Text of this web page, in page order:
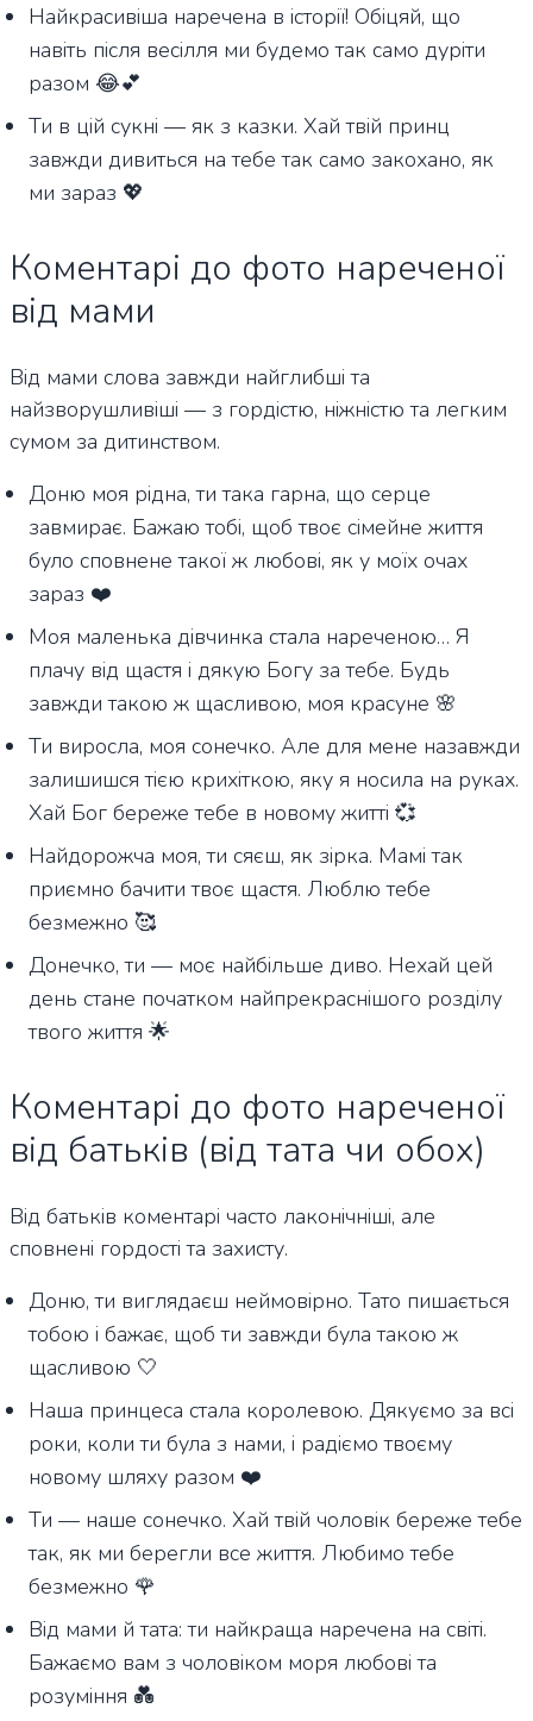
Найкрасивіша наречена в історії! Обіцяй, що
навіть після весілля ми будемо так само дуріти
разом 😂💕
Ти в цій сукні — як з казки. Хай твій принц
завжди дивиться на тебе так само закохано, як
ми зараз 💖
Коментарі до фото нареченої
від мами
Від мами слова завжди найглибші та
найзворушливіші — з гордістю, ніжністю та легким
сумом за дитинством.
Доню моя рідна, ти така гарна, що серце
завмирає. Бажаю тобі, щоб твоє сімейне життя
було сповнене такої ж любові, як у моїх очах
зараз ❤️
Моя маленька дівчинка стала нареченою… Я
плачу від щастя і дякую Богу за тебе. Будь
завжди такою ж щасливою, моя красуне 🌸
Ти виросла, моя сонечко. Але для мене назавжди
залишишся тією крихіткою, яку я носила на руках.
Хай Бог береже тебе в новому житті 💞
Найдорожча моя, ти сяєш, як зірка. Мамі так
приємно бачити твоє щастя. Люблю тебе
безмежно 🥰
Донечко, ти — моє найбільше диво. Нехай цей
день стане початком найпрекраснішого розділу
твого життя 🌟
Коментарі до фото нареченої
від батьків (від тата чи обох)
Від батьків коментарі часто лаконічніші, але
сповнені гордості та захисту.
Доню, ти виглядаєш неймовірно. Тато пишається
тобою і бажає, щоб ти завжди була такою ж
щасливою 🤍
Наша принцеса стала королевою. Дякуємо за всі
роки, коли ти була з нами, і радіємо твоєму
новому шляху разом ❤️
Ти — наше сонечко. Хай твій чоловік береже тебе
так, як ми берегли все життя. Любимо тебе
безмежно 🌹
Від мами й тата: ти найкраща наречена на світі.
Бажаємо вам з чоловіком моря любові та
розуміння 💑